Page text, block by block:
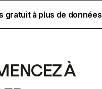
gratuit à plus de données
À